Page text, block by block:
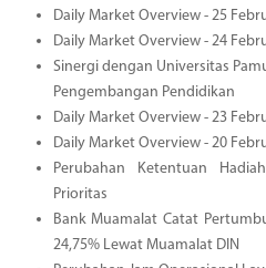
Daily Market Overview - 25
Daily Market Overview - 24
Sinergi dengan Universitas
Pengembangan Pendidikan
Daily Market Overview - 23
Daily Market Overview - 20
Perubahan Ketentuan
Prioritas
Bank Muamalat Catat
24,75% Lewat Muamalat DIN